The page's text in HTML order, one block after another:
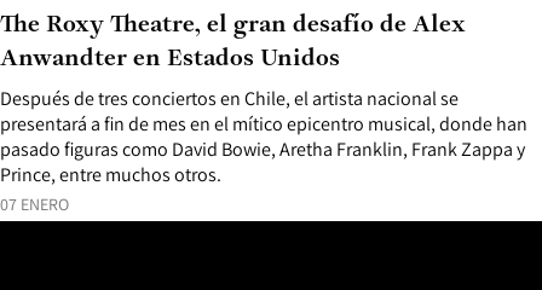
07 ENERO
Después de tres conciertos en Chile, el artista nacional se
presentará a fin de mes en el mítico epicentro musical, donde han
pasado figuras como David Bowie, Aretha Franklin, Frank Zappa y
Prince, entre muchos otros.
The Roxy Theatre, el gran desafío de Alex
Anwandter en Estados Unidos